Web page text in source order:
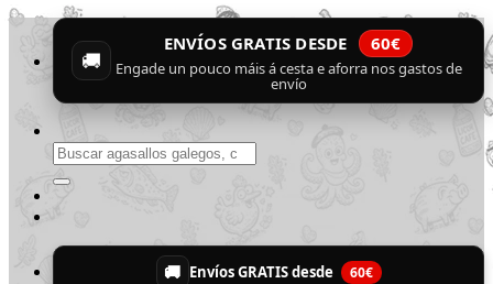
Skip
content
🚚
ENVÍOS GRATIS DESDE 60€
Engade un pouco máis á cesta e aforra nos gastos de
envío
Buscar
por:
🚚 Envíos GRATIS desde 60€